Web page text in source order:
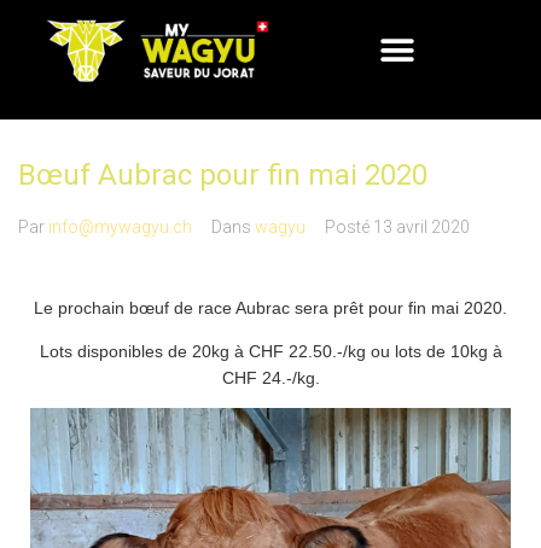
Bœuf Aubrac pour fin mai 2020
Par info@mywagyu.ch Dans wagyu Posté 13 avril 2020
Le prochain bœuf de race Aubrac sera prêt pour fin mai 2020.
Lots disponibles de 20kg à CHF 22.50.-/kg ou lots de 10kg à
CHF 24.-/kg.